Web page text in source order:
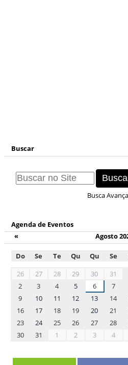
Buscar
Busca
Agenda de Eventos
«
Agosto
Do Se Te Qu Qu Se
26
27 28 29 30 31
2
3 4 5 6 7
9
10 11 12 13 14
16
17 18 19 20 21
23
24 25 26 27 28
30
31 1 2 3 4